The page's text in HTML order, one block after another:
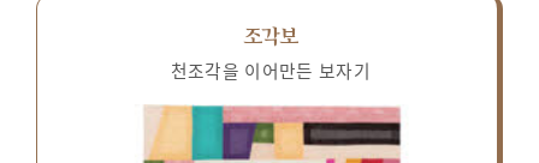
조각보
천조각을 이어만든 보자기